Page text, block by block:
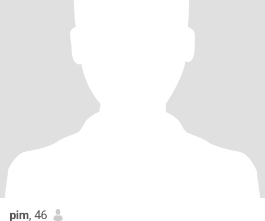
pim, 46